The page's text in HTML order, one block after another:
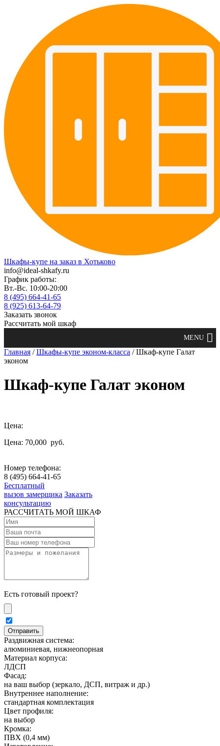
Шкафы-купе на заказ в Хотьково
info@ideal-shkafy.ru
График работы:
Вт.-Вс. 10:00-20:00
8 (495) 664-41-65
8 (925) 613-64-79
Заказать звонок
Рассчитать мой шкаф
Главная /Шкафы-купе эконом-класса / Шкаф-купе Галат
эконом
Шкаф-купе Галат эконом
Цена:
Цена: 70,000 руб.
Номер телефона:
8 (495) 664-41-65
Бесплатный
вызов замерщика Заказать
консультацию
РАССЧИТАТЬ МОЙ ШКАФ
Есть готовый проект?
Раздвижная система:
алюминиевая, нижнеопорная
Материал корпуса:
ЛДСП
Фасад:
на ваш выбор (зеркало, ДСП, витраж и др.)
Внутреннее наполнение:
стандартная комплектация
Цвет профиля:
на выбор
Кромка:
ПВХ (0,4 мм)